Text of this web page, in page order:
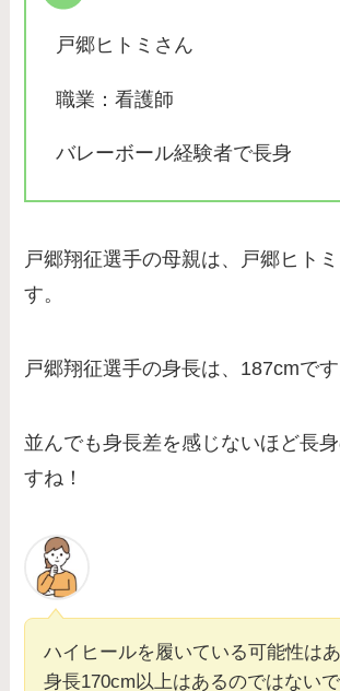
戸郷ヒトミさん
職業：看護師
バレーボール経験者で長身
戸郷翔征選手の母親は、戸郷ヒト
す。
戸郷翔征選手の身長は、187cmです
並んでも身長差を感じないほど長
すね！
ハイヒールを履いている可能性はあ
身長170cm以上はあるのではない